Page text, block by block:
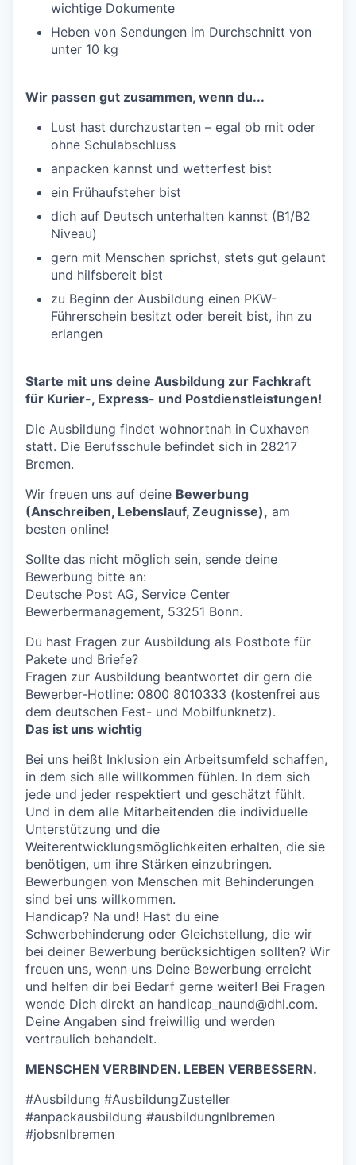
wichtige Dokumente
Heben von Sendungen im Durchschnitt von
unter 10 kg
Wir passen gut zusammen, wenn du...
Lust hast durchzustarten – egal ob mit oder
ohne Schulabschluss
anpacken kannst und wetterfest bist
ein Frühaufsteher bist
dich auf Deutsch unterhalten kannst (B1/B2
Niveau)
gern mit Menschen sprichst, stets gut gelaunt
und hilfsbereit bist
zu Beginn der Ausbildung einen PKW-
Führerschein besitzt oder bereit bist, ihn zu
erlangen
Starte mit uns deine Ausbildung zur Fachkraft
für Kurier-, Express- und Postdienstleistungen!
Die Ausbildung findet wohnortnah in Cuxhaven
statt. Die Berufsschule befindet sich in 28217
Bremen.
Wir freuen uns auf deine Bewerbung
(Anschreiben, Lebenslauf, Zeugnisse), am
besten online!
Sollte das nicht möglich sein, sende deine
Bewerbung bitte an:
Deutsche Post AG, Service Center
Bewerbermanagement, 53251 Bonn.
Du hast Fragen zur Ausbildung als Postbote für
Pakete und Briefe?
Fragen zur Ausbildung beantwortet dir gern die
Bewerber-Hotline: 0800 8010333 (kostenfrei aus
dem deutschen Fest- und Mobilfunknetz).
Das ist uns wichtig
Bei uns heißt Inklusion ein Arbeitsumfeld schaffen,
in dem sich alle willkommen fühlen. In dem sich
jede und jeder respektiert und geschätzt fühlt.
Und in dem alle Mitarbeitenden die individuelle
Unterstützung und die
Weiterentwicklungsmöglichkeiten erhalten, die sie
benötigen, um ihre Stärken einzubringen.
Bewerbungen von Menschen mit Behinderungen
sind bei uns willkommen.
Handicap? Na und! Hast du eine
Schwerbehinderung oder Gleichstellung, die wir
bei deiner Bewerbung berücksichtigen sollten? Wir
freuen uns, wenn uns Deine Bewerbung erreicht
und helfen dir bei Bedarf gerne weiter! Bei Fragen
wende Dich direkt an handicap_naund@dhl.com.
Deine Angaben sind freiwillig und werden
vertraulich behandelt.
MENSCHEN VERBINDEN. LEBEN VERBESSERN.
#Ausbildung #AusbildungZusteller
#anpackausbildung #ausbildungnlbremen
#jobsnlbremen